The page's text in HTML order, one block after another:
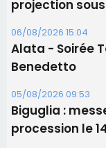
Les brèves
06/08/2026 15:57
Ucciani –
11 août
06/08/2026 15:25
Corte –
projection sous